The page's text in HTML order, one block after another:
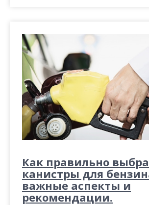
Как правильно
канистры для
важные аспекты и
рекомендации.